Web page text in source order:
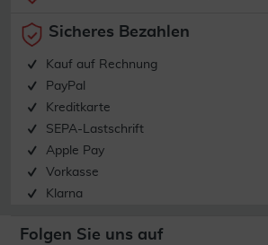
Sicheres Bezahlen
Kauf auf Rechnung
PayPal
Kreditkarte
SEPA-Lastschrift
Apple Pay
Vorkasse
Klarna
Folgen Sie uns auf